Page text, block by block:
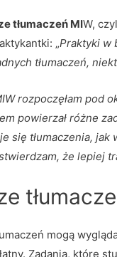
tłumaczeń MIW,
„Praktyki w
tłumaczeń,
rozpoczęłam pod
powierzał różne
się tłumaczenia,
że lepiej
mogą
Zadania, które